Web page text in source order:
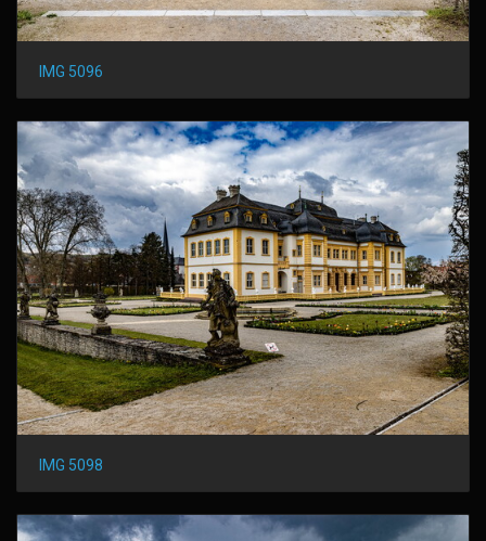
IMG 5096
IMG 5098